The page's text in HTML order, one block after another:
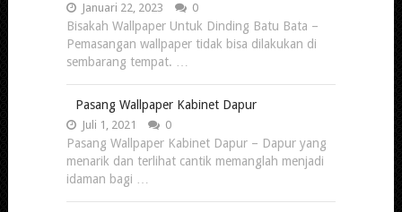
Januari 22, 2023 0
Bisakah Wallpaper Untuk Dinding Batu Bata –
Pemasangan wallpaper tidak bisa dilakukan di
sembarang tempat. …
Pasang Wallpaper Kabinet Dapur
Juli 1, 2021 0
Pasang Wallpaper Kabinet Dapur – Dapur yang
menarik dan terlihat cantik memanglah menjadi
idaman bagi …